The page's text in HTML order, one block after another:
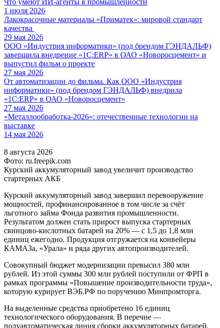
1 июля 2026
Лакокрасочные материалы «Приматек»: мировой стандарт
качества
29 мая 2026
ООО «Индустрия информатики» (под брендом ГЭНДАЛЬФ)
завершила внедрение «1С:ERP» в ОАО «Новоросцемент» и
выпустил фильм о проекте
27 мая 2026
От автоматизации до фильма. Как ООО «Индустрия
информатики» (под брендом ГЭНДАЛЬФ) внедрила
«1С:ERP» в ОАО «Новоросцемент»
27 мая 2026
«Металлообработка-2026»: отечественные технологии на
выставке
14 мая 2026
8 августа 2026
Фото: ru.freepik.com
Курский аккумуляторный завод увеличит производство
стартерных АКБ
Курский аккумуляторный завод завершил перевооружение
мощностей, профинансированное в том числе за счёт
льготного займа Фонда развития промышленности.
Результатом должен стать прирост выпуска стартерных
свинцово-кислотных батарей на 20% — с 1,5 до 1,8 млн
единиц ежегодно. Продукция отгружается на конвейеры
КАМАЗа, «Урала» и ряда других автопроизводителей.
Совокупный бюджет модернизации превысил 380 млн
рублей. Из этой суммы 300 млн рублей поступили от ФРП в
рамках программы «Повышение производительности труда»,
которую курирует ВЭБ.РФ по поручению Минпромторга.
На выделенные средства приобретено 16 единиц
технологического оборудования. В перечне —
полуавтоматическая линия сборки аккумуляторных батарей,